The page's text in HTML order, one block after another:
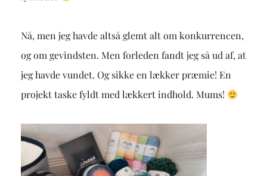
Nå, men jeg havde altså glemt alt om konkurrencen,
og om gevindsten. Men forleden fandt jeg så ud af, at
jeg havde vundet. Og sikke en lækker præmie! En
projekt taske fyldt med lækkert indhold. Mums!